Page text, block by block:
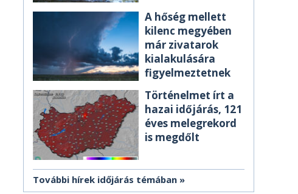
A hőség mellett
kilenc megyében
már zivatarok
kialakulására
figyelmeztetnek
Történelmet írt a
hazai időjárás, 121
éves melegrekord
is megdőlt
További hírek időjárás témában